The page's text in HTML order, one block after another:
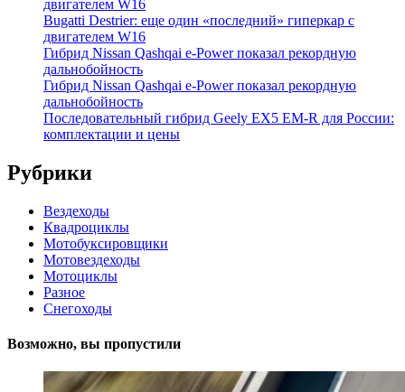
двигателем W16
Bugatti Destrier: еще один «последний» гиперкар с
двигателем W16
Гибрид Nissan Qashqai e-Power показал рекордную
дальнобойность
Гибрид Nissan Qashqai e-Power показал рекордную
дальнобойность
Последовательный гибрид Geely EX5 EM-R для России:
комплектации и цены
Рубрики
Вездеходы
Квадроциклы
Мотобуксировщики
Мотовездеходы
Мотоциклы
Разное
Снегоходы
Возможно, вы пропустили